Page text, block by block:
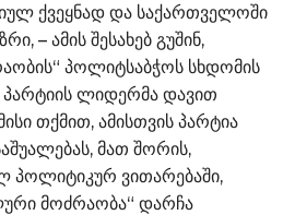
ქვეყნად და საქართველოში
– ამის შესახებ გუშინ,
პოლიტსაბჭოს სხდომის
ლიდერმა დავით
თქმით, ამისთვის პარტია
მათ შორის,
პოლიტიკურ ვითარებაში,
მოძრაობა“ დარჩა